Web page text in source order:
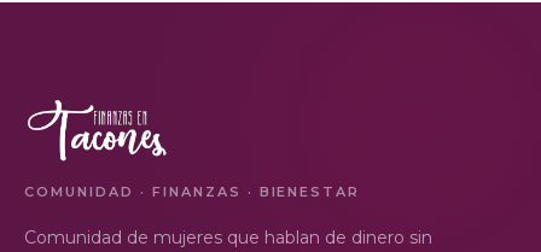
COMUNIDAD · FINANZAS · BIENESTAR
Comunidad de mujeres que hablan de dinero sin